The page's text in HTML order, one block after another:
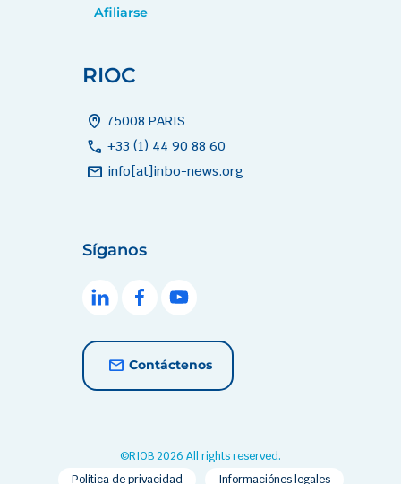
Afiliarse
RIOC
home_pin 75008 PARIS
call +33 (1) 44 90 88 60
mail info[at]inbo-news.org
Síganos
Contáctenos
©RIOB 2026 All rights reserved.
Política de privacidad
Informaciónes legales